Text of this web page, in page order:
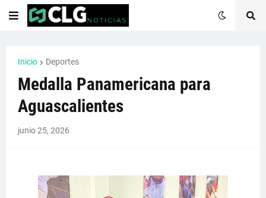
Inicio Deportes
Medalla Panamericana para
Aguascalientes
junio 25, 2026